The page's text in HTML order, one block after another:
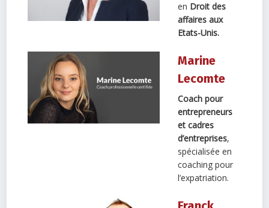
en Droit des
affaires aux
Etats-Unis.
Marine
Lecomte
Coach pour
entrepreneurs
et cadres
d’entreprises,
spécialisée en
coaching pour
l’expatriation.